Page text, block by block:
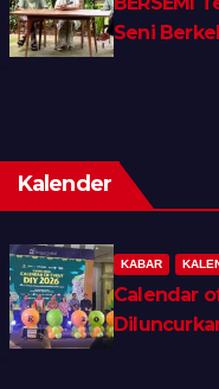
Seni
Kalender
KABAR
Calendar